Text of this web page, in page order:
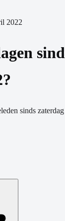
2022
?
sinds